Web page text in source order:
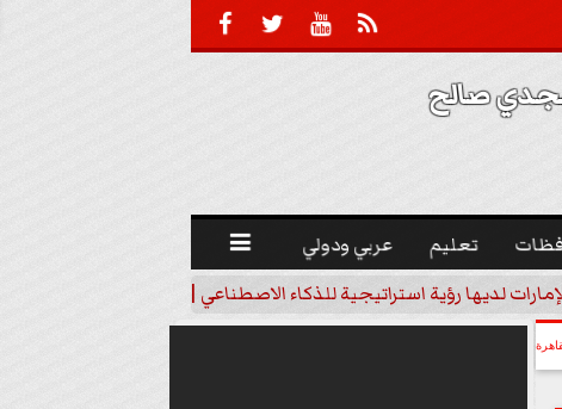
  

صالح
تعليم عربي ودولي 
لديها رؤية استراتيجية للذكاء الاصطناعي | فيديو